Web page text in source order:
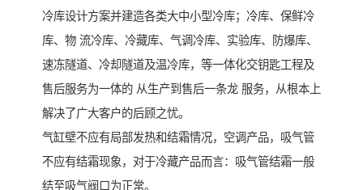
冷库设计方案并建造各类大中小型冷库；冷库、保鲜冷
库、物 流冷库、冷藏库、气调冷库、实验库、防爆库、
速冻隧道、冷却隧道及温冷库，等一体化交钥匙工程及
售后服务为一体的 从生产到售后一条龙 服务，从根本上
解决了广大客户的后顾之忧。
气缸壁不应有局部发热和结霜情况，空调产品，吸气管
不应有结霜现象，对于冷藏产品而言：吸气管结霜一般
结至吸气阀口为正常。